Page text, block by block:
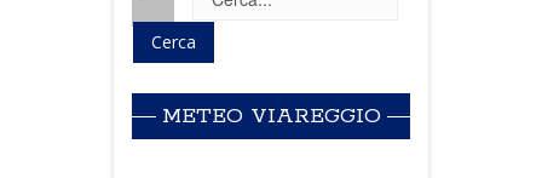
METEO VIAREGGIO